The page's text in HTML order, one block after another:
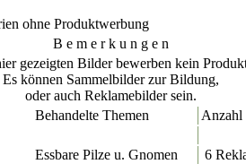
ohne Produktwerbung
B e m e r k u n g e n
gezeigten Bilder bewerben kein
Es können Sammelbilder zur Bildung,
oder auch Reklamebilder sein.
Behandelte Themen
Anzahl
Essbare Pilze u. Gnomen
6